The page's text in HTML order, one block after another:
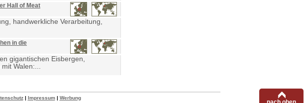
Hall of Meat
handwerkliche Verarbeitung,
in die
gigantischen Eisbergen,
Walen:...
| Impressum| Werbung